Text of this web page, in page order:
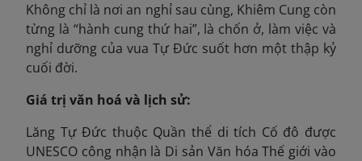
Không chỉ là nơi an nghỉ sau cùng, Khiêm Cung còn
từng là “hành cung thứ hai”, là chốn ở, làm việc và
nghỉ dưỡng của vua Tự Đức suốt hơn một thập kỷ
cuối đời.
Giá trị văn hoá và lịch sử:
Lăng Tự Đức thuộc Quần thể di tích Cố đô được
UNESCO công nhận là Di sản Văn hóa Thế giới vào